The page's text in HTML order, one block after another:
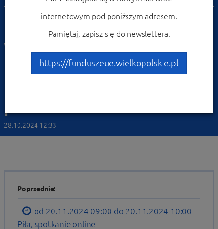
20
listopada
Webinarium o
Funduszach Europejskich
28.10.2024 12:33
Poprzednie:
od 20.11.2024 09:00 do 20.11.2024 10:00
Piła, spotkanie online
internetowym pod poniższym adresem.
Pamiętaj, zapisz się do newslettera.
https://funduszeue.wielkopolskie.pl